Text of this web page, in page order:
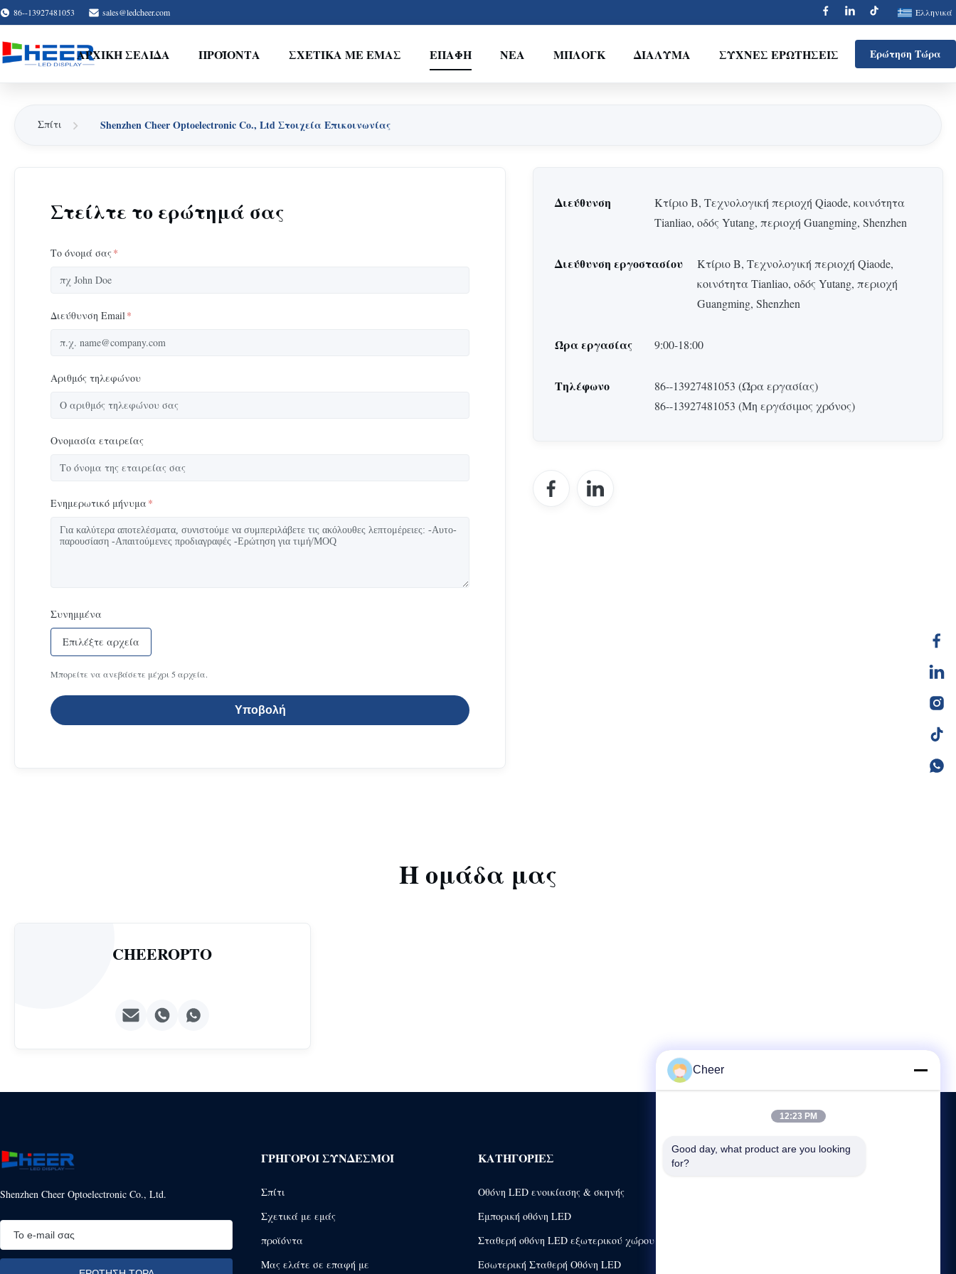
86--13927481053 sales@ledcheer.com Ελληνικά
ΑΡΧΙΚΉ ΣΕΛΊΔΑ ΠΡΟΪΌΝΤΑ ΣΧΕΤΙΚΆ ΜΕ ΕΜΆΣ ΕΠΑΦΉ ΝΈΑ ΜΠΛΟΓΚ ΔΙΆΛΥΜΑ ΣΥΧΝΈΣ ΕΡΩΤΉΣΕΙΣ Ερώτηση Τώρα
Σπίτι Shenzhen Cheer Optoelectronic Co., Ltd Στοιχεία Επικοινωνίας
Στείλτε το ερώτημά σας
Το όνομά σας*
Διεύθυνση Email*
Αριθμός τηλεφώνου
Ονομασία εταιρείας
Ενημερωτικό μήνυμα *
Συνημμένα
Επιλέξτε αρχεία
Μπορείτε να ανεβάσετε μέχρι 5 αρχεία.
Υποβολή
Διεύθυνση
Κτίριο Β, Τεχνολογική περιοχή Qiaode, κοινότητα
Tianliao, οδός Yutang, περιοχή Guangming, Shenzhen
Διεύθυνση εργοστασίου
Κτίριο Β, Τεχνολογική περιοχή Qiaode,
κοινότητα Tianliao, οδός Yutang, περιοχή
Guangming, Shenzhen
Ώρα εργασίας 9:00-18:00
Τηλέφωνο
86--13927481053 (Ώρα εργασίας)
86--13927481053 (Μη εργάσιμος χρόνος)
Η ομάδα μας
CHEEROPTO
Shenzhen Cheer Optoelectronic Co., Ltd.
ΓΡΉΓΟΡΟΙ ΣΎΝΔΕΣΜΟΙ
Σπίτι
Σχετικά με εμάς
προϊόντα
Μας ελάτε σε επαφή με
ΚΑΤΗΓΟΡΊΕΣ
Οθόνη LED ενοικίασης & σκηνής
Εμπορική οθόνη LED
Σταθερή οθόνη LED εξωτερικού χώρου
Εσωτερική Σταθερή Οθόνη LED
ΜΑΣ ΕΛΆΤΕ ΣΕ ΕΠΑΦΉ ΜΕ
Cheer
12:23 PM
Good day, what product are you looking
for?